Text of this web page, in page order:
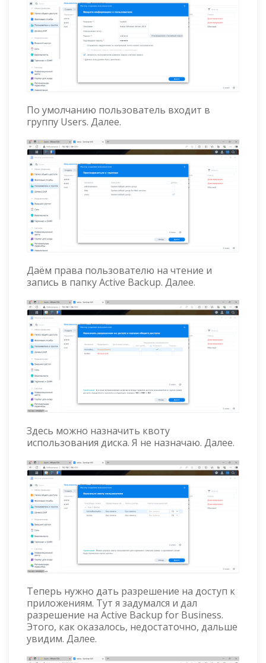
По умолчанию пользователь входит в
группу Users. Далее.
Даём права пользователю на чтение и
запись в папку Active Backup. Далее.
Здесь можно назначить квоту
использования диска. Я не назначаю. Далее.
Теперь нужно дать разрешение на доступ к
приложениям. Тут я задумался и дал
разрешение на Active Backup for Business.
Этого, как оказалось, недостаточно, дальше
увидим. Далее.